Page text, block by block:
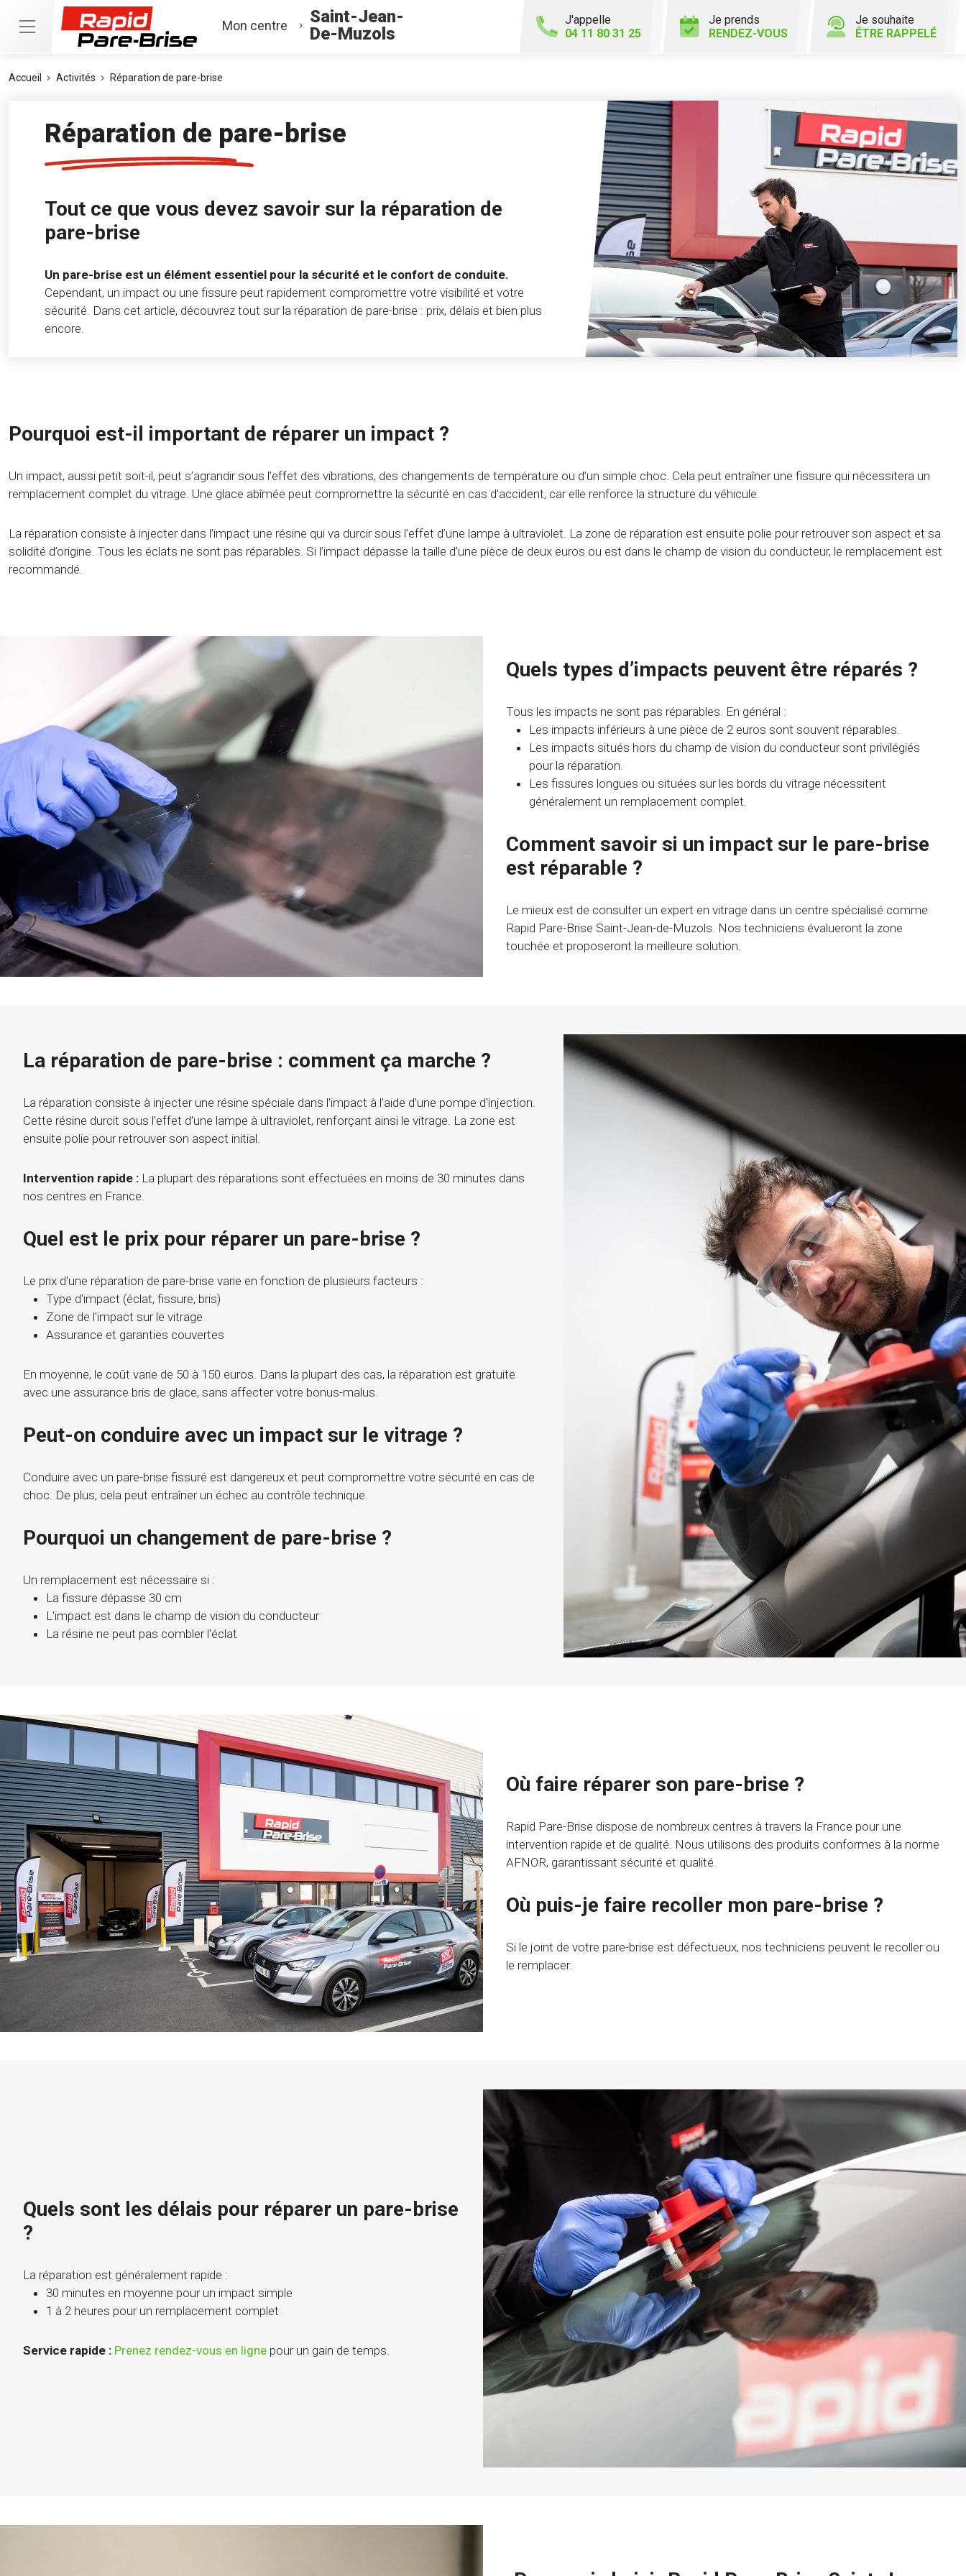
Mon centre
Saint-Jean-
De-Muzols
J'appelle
04 11 80 31 25
Je prends
RENDEZ-VOUS
Je souhaite
ÊTRE RAPPELÉ
Accueil Activités Réparation de pare-brise
Réparation de pare-brise
Tout ce que vous devez savoir sur la réparation de
pare-brise
Un pare-brise est un élément essentiel pour la sécurité et le confort de conduite.
Cependant, un impact ou une fissure peut rapidement compromettre votre visibilité et votre
sécurité. Dans cet article, découvrez tout sur la réparation de pare-brise : prix, délais et bien plus
encore.
Pourquoi est-il important de réparer un impact ?
Un impact, aussi petit soit-il, peut s’agrandir sous l’effet des vibrations, des changements de température ou d’un simple choc. Cela peut entraîner une fissure qui nécessitera un
remplacement complet du vitrage. Une glace abîmée peut compromettre la sécurité en cas d’accident, car elle renforce la structure du véhicule.
La réparation consiste à injecter dans l’impact une résine qui va durcir sous l’effet d’une lampe à ultraviolet. La zone de réparation est ensuite polie pour retrouver son aspect et sa
solidité d’origine. Tous les éclats ne sont pas réparables. Si l’impact dépasse la taille d’une pièce de deux euros ou est dans le champ de vision du conducteur, le remplacement est
recommandé.
Quels types d’impacts peuvent être réparés ?
Tous les impacts ne sont pas réparables. En général :
Les impacts inférieurs à une pièce de 2 euros sont souvent réparables.
Les impacts situés hors du champ de vision du conducteur sont privilégiés
pour la réparation.
Les fissures longues ou situées sur les bords du vitrage nécessitent
généralement un remplacement complet.
Comment savoir si un impact sur le pare-brise
est réparable ?
Le mieux est de consulter un expert en vitrage dans un centre spécialisé comme
Rapid Pare-Brise Saint-Jean-de-Muzols. Nos techniciens évalueront la zone
touchée et proposeront la meilleure solution.
La réparation de pare-brise : comment ça marche ?
La réparation consiste à injecter une résine spéciale dans l'impact à l'aide d'une pompe d'injection.
Cette résine durcit sous l'effet d'une lampe à ultraviolet, renforçant ainsi le vitrage. La zone est
ensuite polie pour retrouver son aspect initial.
Intervention rapide : La plupart des réparations sont effectuées en moins de 30 minutes dans
nos centres en France.
Quel est le prix pour réparer un pare-brise ?
Le prix d'une réparation de pare-brise varie en fonction de plusieurs facteurs :
Type d'impact (éclat, fissure, bris)
Zone de l'impact sur le vitrage
Assurance et garanties couvertes
En moyenne, le coût varie de 50 à 150 euros. Dans la plupart des cas, la réparation est gratuite
avec une assurance bris de glace, sans affecter votre bonus-malus.
Peut-on conduire avec un impact sur le vitrage ?
Conduire avec un pare-brise fissuré est dangereux et peut compromettre votre sécurité en cas de
choc. De plus, cela peut entraîner un échec au contrôle technique.
Pourquoi un changement de pare-brise ?
Un remplacement est nécessaire si :
La fissure dépasse 30 cm
L'impact est dans le champ de vision du conducteur
La résine ne peut pas combler l'éclat
Où faire réparer son pare-brise ?
Rapid Pare-Brise dispose de nombreux centres à travers la France pour une
intervention rapide et de qualité. Nous utilisons des produits conformes à la norme
AFNOR, garantissant sécurité et qualité.
Où puis-je faire recoller mon pare-brise ?
Si le joint de votre pare-brise est défectueux, nos techniciens peuvent le recoller ou
le remplacer.
Quels sont les délais pour réparer un pare-brise
?
La réparation est généralement rapide :
30 minutes en moyenne pour un impact simple
1 à 2 heures pour un remplacement complet
Service rapide : Prenez rendez-vous en ligne pour un gain de temps.